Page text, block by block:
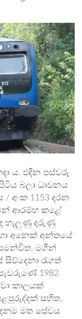
ය. එදින පස්වරු
බලා ධාවනය
/ අංක 1153 දරන
ආරම්භ කළේ
හැලුණු දරුණු
අනෙක් අන්තයේ
මගීන්
රැගත්
1982
කාලයක්
සහිත,
මත සේවය